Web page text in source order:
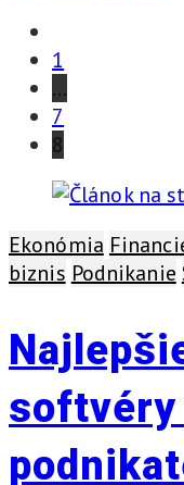
1
…
7
8
Ekonómia
biznis Podnikanie
softvéry